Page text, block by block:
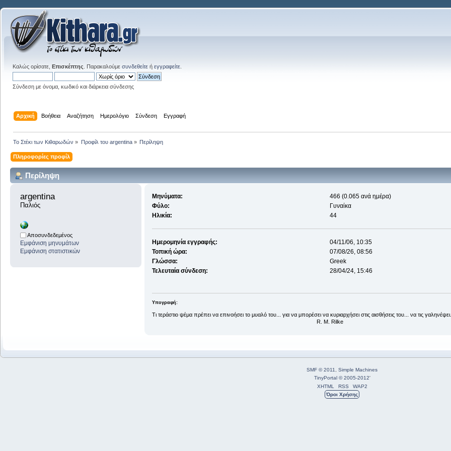
Καλώς ορίσατε, Επισκέπτης . Παρακαλούμε συνδεθείτε ή εγγραφείτε
Σύνδεση με όνομα, κωδικό και διάρκεια σύνδεσης
Αρχική Βοήθεια Αναζήτηση Ημερολόγιο Σύνδεση Εγγραφή
Το Στέκι των Κιθαρωδών » Προφίλ του argentina» Περίληψη
Πληροφορίες προφίλ
Περίληψη
argentina
Παλιός
Αποσυνδεδεμένος
Εμφάνιση μηνυμάτων
Εμφάνιση στατιστικών
Μηνύματα:
466 (0.065 ανά ημέρα)
Φύλο:
Γυναίκα
Ηλικία:
44
Ημερομηνία εγγραφής:
04/11/06, 10:35
Τοπική ώρα:
07/08/26, 08:56
Γλώσσα:
Greek
Τελευταία σύνδεση:
28/04/24, 15:46
Υπογραφή:
Τι τεράστιο ψέμα πρέπει να επινοήσει το μυαλό του... για να μπορέσει να κυριαρχήσει στις αισθήσεις του... να τις
R. M. Rilke
SMF © 2011
Simple Machines
TinyPortal © 2005-2012'
XHTML
RSS
WAP2
Όροι Χρήσης